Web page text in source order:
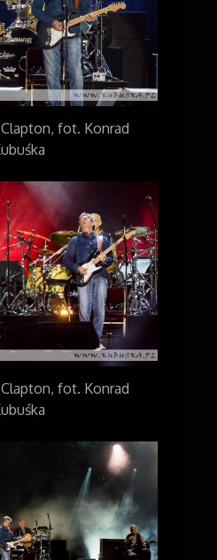
Clapton, fot. Konrad
Clapton, fot. Konrad